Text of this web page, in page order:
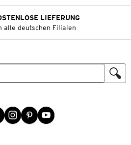
LIEFERUNG
alle deutschen Filialen